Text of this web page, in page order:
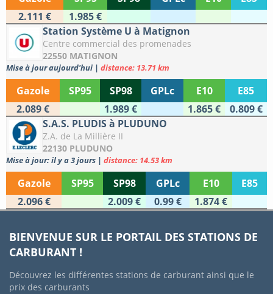
2.111 €
1.985 €
Station Système U à Matignon
Centre commercial des promenades
22550 MATIGNON
Mise à jour aujourd'hui | distance: 13.71 km
Gazole SP95 SP98 GPLc E10
E85
2.089 €
1.989 € 1.865 €
0.809 €
S.A.S. PLUDIS à PLUDUNO
Z.A. de La Millière II
22130 PLUDUNO
Mise à jour: il y a 3 jours | distance: 14.53 km
Gazole SP95 SP98 GPLc E10
E85
2.096 €
2.009 € 0.99 € 1.874 €
BIENVENUE SUR LE PORTAIL DES STATIONS DE
CARBURANT !
Découvrez les différentes stations de carburant ainsi que le
prix des carburants